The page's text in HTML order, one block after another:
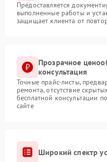
Предоставляется
выполненные работы и
защищает клиента от
Прозрачное
консультация
Точные прайс-листы,
ремонта, отсутствие
бесплатной консультации
сайте
Широкий спектр